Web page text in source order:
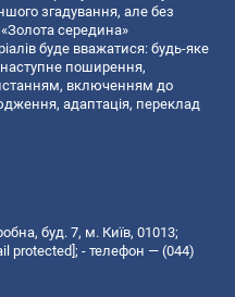
згадування, але без
середина»
буде вважатися: будь-яке
поширення,
включенням до
адаптація, переклад
буд. 7, м. Київ, 01013;
protected] ; - телефон — (044)